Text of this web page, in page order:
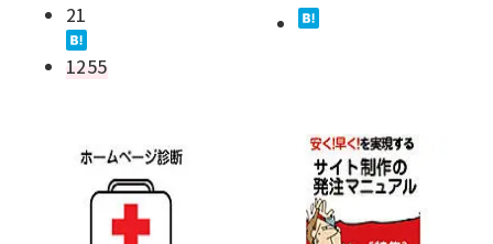
21
1255